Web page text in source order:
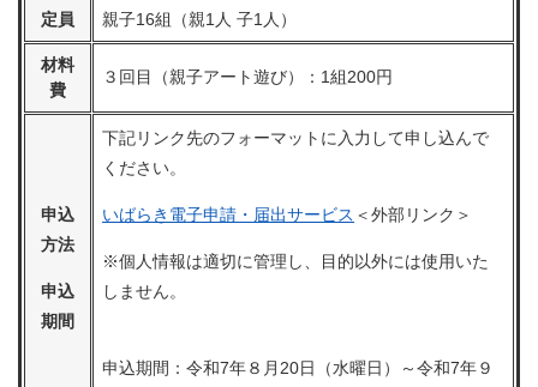
定員 親子16組（親1人 子1人）
材料
費
３回目（親子アート遊び）：1組200円
申込
方法
申込
期間
下記リンク先のフォーマットに入力して申し込んで
ください。
いばらき電子申請・届出サービス ＜外部リンク＞
※個人情報は適切に管理し、目的以外には使用いた
しません。
申込期間：令和7年８月20日（水曜日）～令和7年９